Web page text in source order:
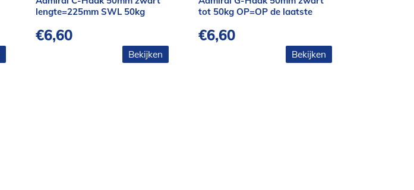
lengte=225mm SWL 50kg
€6,60
Bekijken
tot 50kg OP=OP de laatste
€6,60
Bekijken